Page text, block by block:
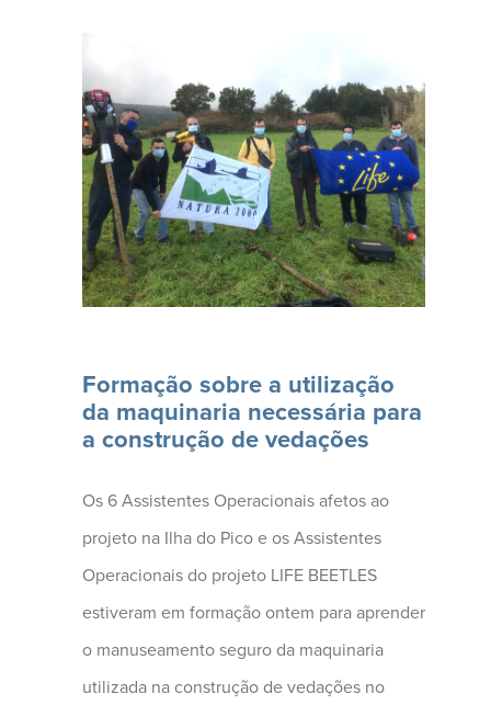
Os 6 Assistentes
Operacionais afetos ao
(...)
Formação sobre a utilização
da maquinaria necessária para
a construção de vedações
Os 6 Assistentes Operacionais afetos ao
projeto na Ilha do Pico e os Assistentes
Operacionais do projeto LIFE BEETLES
estiveram em formação ontem para aprender
o manuseamento seguro da maquinaria
utilizada na construção de vedações no